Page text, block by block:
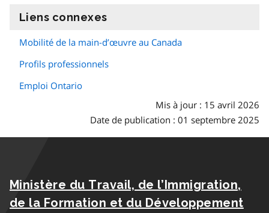
Liens connexes
Mobilité de la main-d’œuvre au Canada
Profils professionnels
Emploi Ontario
Mis à jour : 15 avril 2026
Date de publication : 01 septembre 2025
Ministère du Travail, de l’Immigration,
de la Formation et du Développement